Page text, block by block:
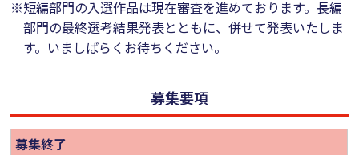
※短編部門の入選作品は現在審査を進めております。長編
部門の最終選考結果発表とともに、併せて発表いたしま
す。いましばらくお待ちください。
募集要項
募集終了